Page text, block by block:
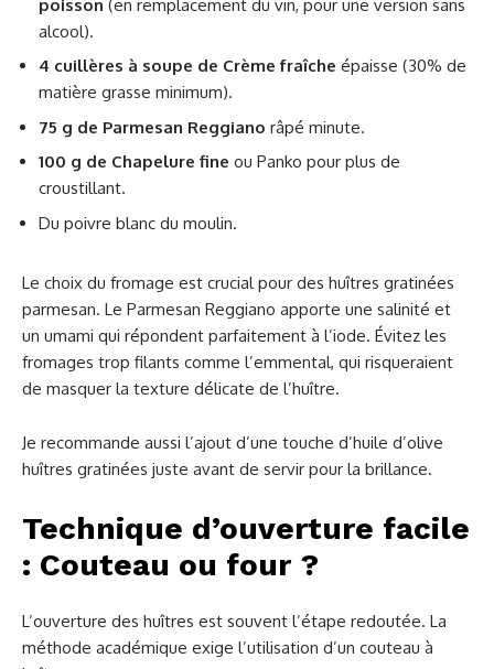
poisson (en remplacement du vin, pour une version sans
alcool).
4 cuillères à soupe de Crème fraîche épaisse (30% de
matière grasse minimum).
75 g de Parmesan Reggiano râpé minute.
100 g de Chapelure fine ou Panko pour plus de
croustillant.
Du poivre blanc du moulin.
Le choix du fromage est crucial pour des huîtres gratinées
parmesan. Le Parmesan Reggiano apporte une salinité et
un umami qui répondent parfaitement à l’iode. Évitez les
fromages trop filants comme l’emmental, qui risqueraient
de masquer la texture délicate de l’huître.
Je recommande aussi l’ajout d’une touche d’huile d’olive
huîtres gratinées juste avant de servir pour la brillance.
Technique d’ouverture facile
: Couteau ou four ?
L’ouverture des huîtres est souvent l’étape redoutée. La
méthode académique exige l’utilisation d’un couteau à